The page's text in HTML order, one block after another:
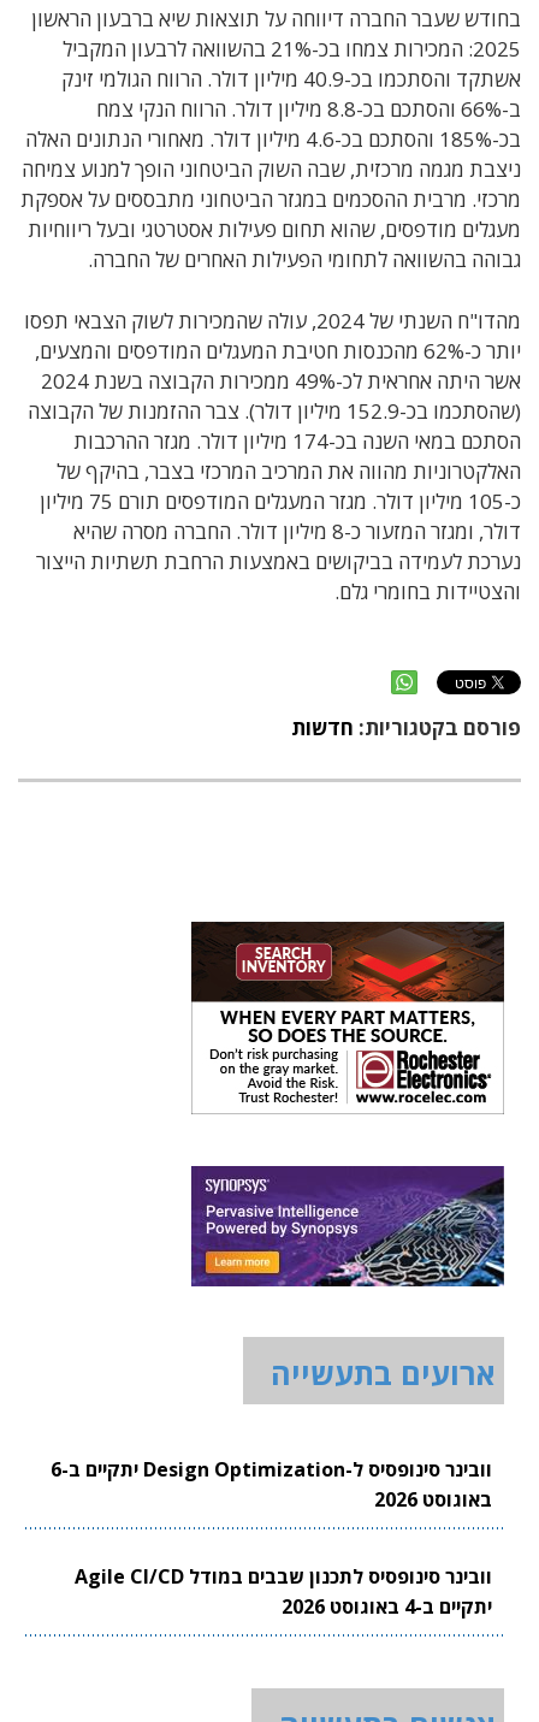
בחודש שעבר החברה דיווחה על תוצאות שיא ברבעון הראשון
2025: המכירות צמחו בכ-21% בהשוואה לרבעון המקביל
אשתקד והסתכמו בכ-40.9 מיליון דולר. הרווח הגולמי זינק
ב-66% והסתכם בכ-8.8 מיליון דולר. הרווח הנקי צמח
בכ-185% והסתכם בכ-4.6 מיליון דולר. מאחורי הנתונים האלה
ניצבת מגמה מרכזית, שבה השוק הביטחוני הופך למנוע צמיחה
מרכזי. מרבית ההסכמים במגזר הביטחוני מתבססים על אספקת
מעגלים מודפסים, שהוא תחום פעילות אסטרטגי ובעל ריווחיות
גבוהה בהשוואה לתחומי הפעילות האחרים של החברה.
מהדו"ח השנתי של 2024, עולה שהמכירות לשוק הצבאי תפסו
יותר כ-62% מהכנסות חטיבת המעגלים המודפסים והמצעים,
אשר היתה אחראית לכ-49% ממכירות הקבוצה בשנת 2024
(שהסתכמו בכ-152.9 מיליון דולר).
צבר ההזמנות של הקבוצה
הסתכם במאי השנה בכ-174 מיליון דולר. מגזר ההרכבות
האלקטרוניות מהווה את המרכיב המרכזי בצבר, בהיקףשל
כ-105 מיליון דולר. מגזר המעגלים המודפסים תורם 75 מיליון
דולר, ומגזר המזעור כ-8 מיליון דולר. החברה מסרה שהיא
נערכת לעמידה בביקושים באמצעות הרחבת תשתיות הייצור
והצטיידות בחומרי גלם.
פורסם בקטגוריות: חדשות
ארועים בתעשייה
וובינר סינופסיס ל-Design Optimization יתקיים ב-6
באוגוסט 2026
וובינר סינופסיס לתכנון שבבים במודל Agile CI/CD
יתקיים ב-4 באוגוסט 2026